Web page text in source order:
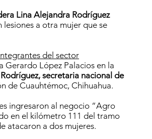
Lina Alejandra Rodríguez
lesiones a otra mujer que se
del sector
Gerardo López Palacios en la
secretaria nacional de
de Cuauhtémoc, Chihuahua.
ingresaron al negocio “Agro
en el kilómetro 111 del tramo
atacaron a dos mujeres.